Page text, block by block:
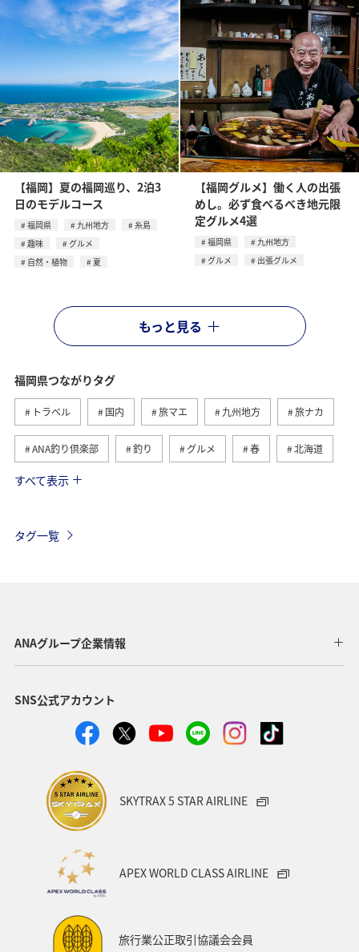
【福岡】夏の福岡巡り、2泊3
日のモデルコース
福岡県 九州地方
糸島
趣味
グルメ
自然・植物
夏
【福岡グルメ】働く人の出張
めし。必ず食べるべき地元限
定グルメ4選
福岡県
九州地方
グルメ
出張グルメ
もっと見る
福岡県つながりタグ
トラベル 国内 旅マエ 九州地方 旅ナカ
ANA釣り倶楽部 釣り グルメ 春 北海道
冬 海
鹿児島県 趣味 旅アト 新潟県 香川県
沖縄県 宮城県
三重県 札幌 お祭り・イベント
糸島
島根県 サイクリング
日本の歴史・文化・芸術
青森県 石川県
ブリ
すべて表示
タグ一覧
ANAグループ企業情報
SNS公式アカウント
SKYTRAX 5 STAR AIRLINE
APEX WORLD CLASS AIRLINE
旅行業公正取引協議会会員